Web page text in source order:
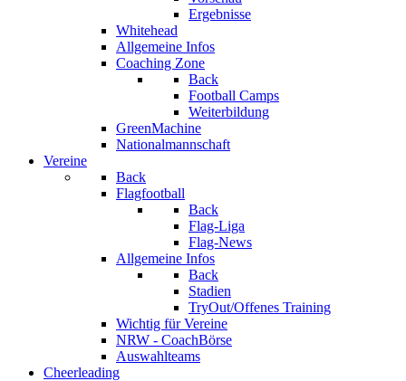
Ergebnisse
Whitehead
Allgemeine Infos
Coaching Zone
Back
Football Camps
Weiterbildung
GreenMachine
Nationalmannschaft
Vereine
Back
Flagfootball
Back
Flag-Liga
Flag-News
Allgemeine Infos
Back
Stadien
TryOut/Offenes Training
Wichtig für Vereine
NRW - CoachBörse
Auswahlteams
Cheerleading